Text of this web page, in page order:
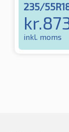
235/
kr.
inkl. moms